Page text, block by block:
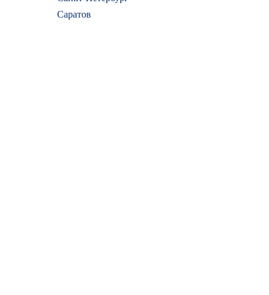
Саратов